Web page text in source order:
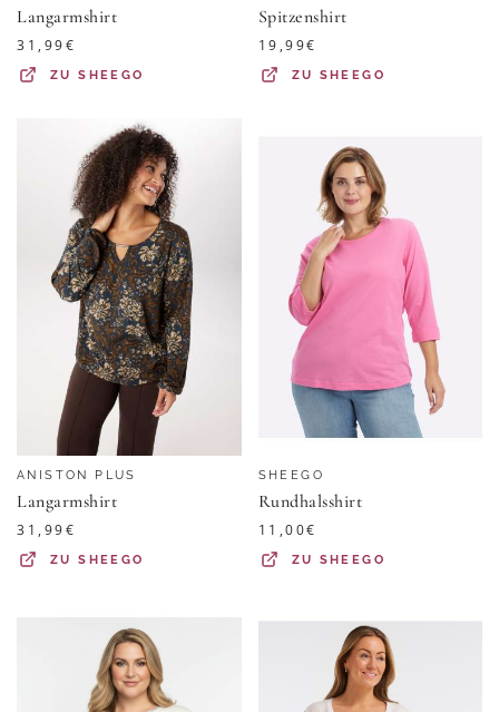
Langarmshirt
31,99€
ZUSHEEGO
Spitzenshirt
19,99€
ZU SHEEGO
ANISTON PLUS
Langarmshirt
31,99€
ZUSHEEGO
SHEEGO
Rundhalsshirt
11,00€
ZU SHEEGO